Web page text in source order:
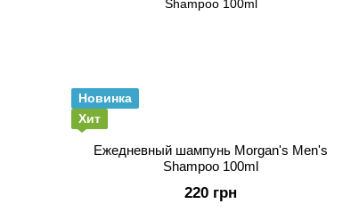
Новинка
Хит
Ежедневный шампунь Morgan's Men's
Shampoo 100ml
220 грн